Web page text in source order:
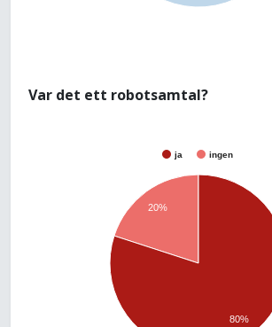
Var det ett robotsamtal?
ja ingen
20%
80%